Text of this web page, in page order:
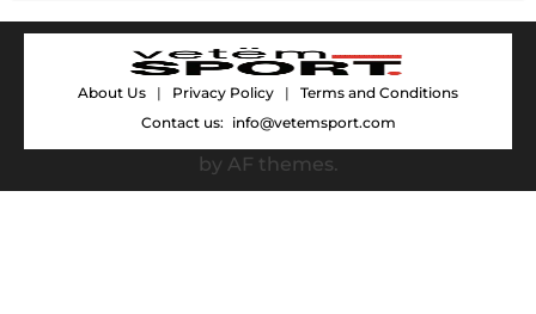
About Us | Privacy Policy |
Terms and Conditions
Contact us: info@vetemsport.com
by AF themes.